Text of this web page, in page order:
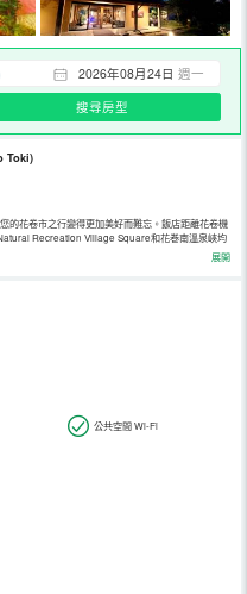
2026年08月24日 週一
搜尋房型
Toki)
的花卷市之行變得更加美好而難忘。飯店距離花卷機
Recreation Village Square和花巻南溫泉峽均
務。除此之外，我們還為您精心蒐集了周邊的餐飲
西式甜點）和Aiai（AIAI志戸平）（日本料理）期
室。飯店配備有會議廳，可供旅客使用。飯店會為
展開
公共空間 Wi-Fi